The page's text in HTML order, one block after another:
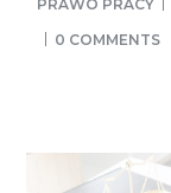
PRAWO PRACY
0 COMMENTS